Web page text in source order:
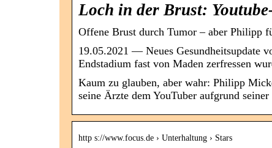
Loch in der Brust:
Offene Brust durch Tumor – aber Philipp
19.05.2021 — Neues Gesundheitsupdate
Endstadium fast von Maden zerfressen
Kaum zu glauben, aber wahr: Philipp
seine Ärzte dem YouTuber aufgrund
http s://www.focus.de › Unterhaltung › Stars